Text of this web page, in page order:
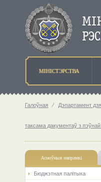
МIНIСТЭРСТВА
Галоўная ⁄ Дэпартамент
таксама дакументаў з
Асноўныя напрамкi
Бюджэтная палiтыка